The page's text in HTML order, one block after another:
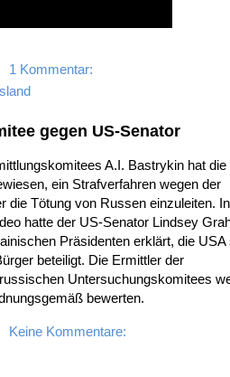
1 Kommentar:
gegen US-Senator
A.I. Bastrykin hat die
ein Strafverfahren wegen der
die Tötung von Russen einzuleiten. In
hatte der US-Senator Lindsey
Präsidenten erklärt, die USA
beteiligt. Die Ermittler der
Untersuchungskomitees
bewerten.
Keine Kommentare: